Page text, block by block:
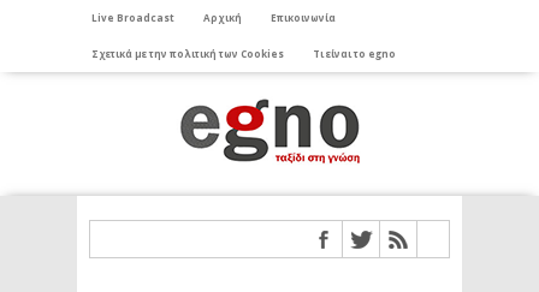
Live Broadcast Αρχική Επικοινωνία
Σχετικά με την πολιτική των Cookies Τι είναι το egno